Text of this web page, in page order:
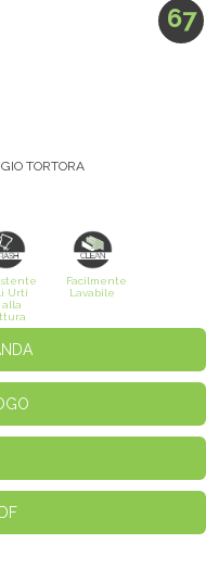
TORTORA
67
Urti
alla
Facilmente
Lavabile